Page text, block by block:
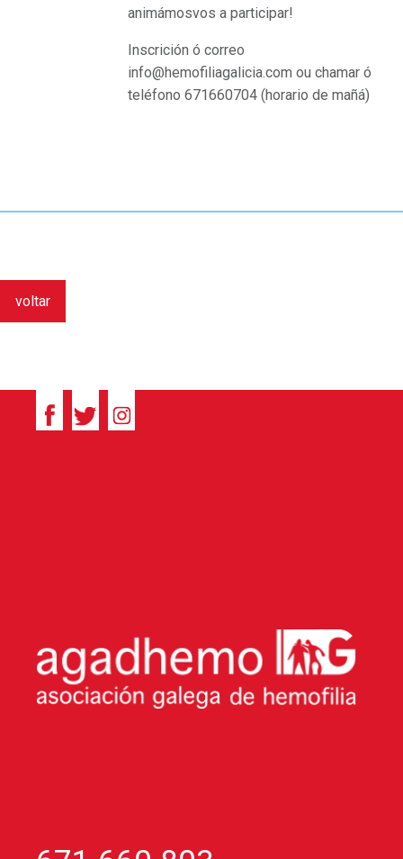
animámosvos a participar!
Inscrición ó correo
info@hemofiliagalicia.com ou chamar ó
teléfono 671660704 (horario de mañá)
voltar